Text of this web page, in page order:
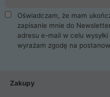
Oświadczam, że mam
zapisanie mnie do
adresu e-mail w celu
wyrażam zgodę na
Zakupy